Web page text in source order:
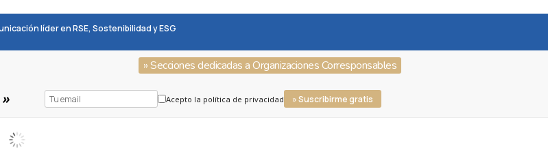
líder en RSE, Sostenibilidad y ESG
» Secciones dedicadas a Organizaciones Corresponsables
» Acepto la política de privacidad » Suscribirme gratis